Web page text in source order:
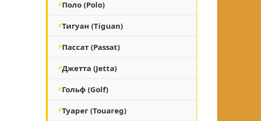
Поло (Polo)
Тигуан (Tiguan)
Пассат (Passat)
Джетта (Jetta)
Гольф (Golf)
Туарег (Touareg)